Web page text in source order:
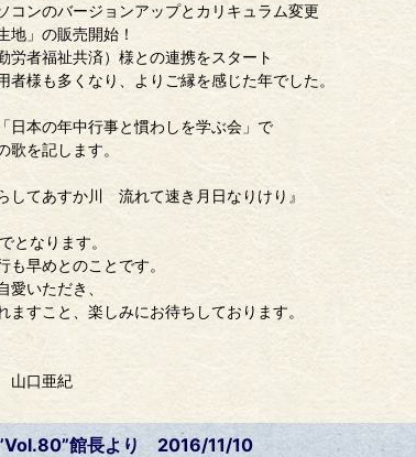
ンのバージョンアップとカリキュラム変更
地」の販売開始！
労者福祉共済）様との連携をスタート
者様も多くなり、よりご縁を感じた年でした。
日本の年中行事と慣わしを学ぶ会」で
歌を記します。
してあすか川 流れて速き月日なりけり』
となります。
早めとのことです。
愛いただき、
ますこと、楽しみにお待ちしております。
山口亜紀
館長より 2016/11/10